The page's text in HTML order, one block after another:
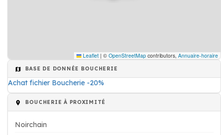
Leaflet | © OpenStreetMap contributors, Annuaire-horaire
BASE DE DONNÉE BOUCHERIE
Achat fichier Boucherie -20%
BOUCHERIE À PROXIMITÉ
Noirchain